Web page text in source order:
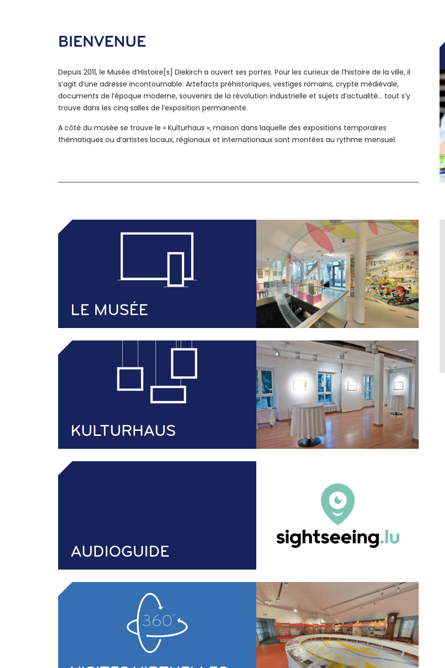
BIENVENUE
Depuis 2011, le Musée d’Histoire[s] Diekirch a ouvert ses portes. Pour les curieux de l’histoire de la ville, il
s’agit d’une adresse incontournable: Artefacts préhistoriques, vestiges romains, crypte médiévale,
documents de l’époque moderne, souvenirs de la révolution industrielle et sujets d’actualité… tout s’y
trouve dans les cinq salles de l’exposition permanente.
A côté du musée se trouve le « Kulturhaus », maison dans laquelle des expositions temporaires
thématiques ou d’artistes locaux, régionaux et internationaux sont montées au rythme mensuel.
LE MUSÉE
KULTURHAUS
AUDIOGUIDE